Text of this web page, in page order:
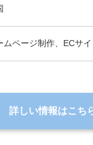
ムページ制作、ECサ
詳しい情報はこち